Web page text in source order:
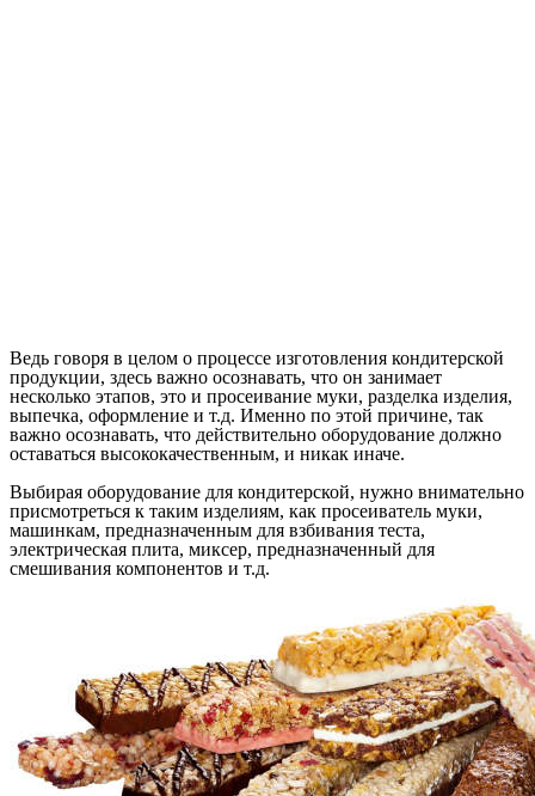
Ведь говоря в целом о процессе изготовления кондитерской
продукции, здесь важно осознавать, что он занимает
несколько этапов, это и просеивание муки, разделка изделия,
выпечка, оформление и т.д. Именно по этой причине, так
важно осознавать, что действительно оборудование должно
оставаться высококачественным, и никак иначе.
Выбирая оборудование для кондитерской, нужно внимательно
присмотреться к таким изделиям, как просеиватель муки,
машинкам, предназначенным для взбивания теста,
электрическая плита, миксер, предназначенный для
смешивания компонентов и т.д.